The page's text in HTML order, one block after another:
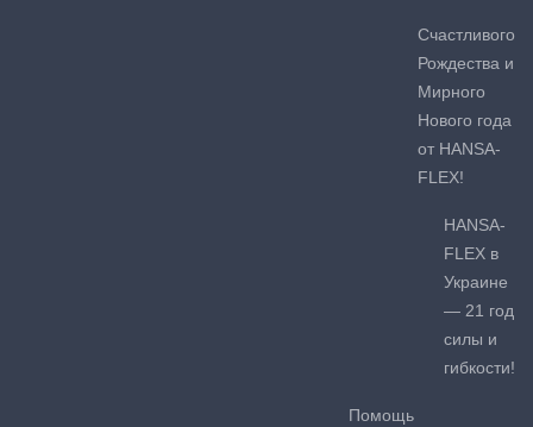
Счастливого
Рождества и
Мирного
Нового года
от HANSA-
FLEX!
HANSA-
FLEX в
Украине
— 21 год
силы и
гибкости!
Помощь